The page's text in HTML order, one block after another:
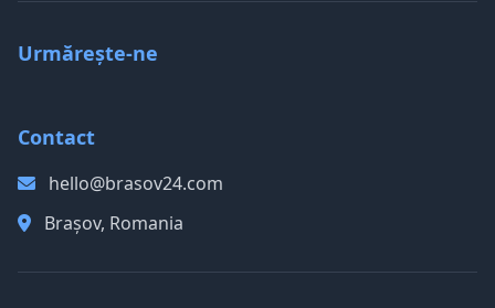
Urmărește-ne
Contact
hello@brasov24.com
Brașov, Romania